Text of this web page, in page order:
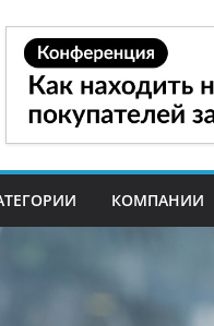
КОМПАНИИ